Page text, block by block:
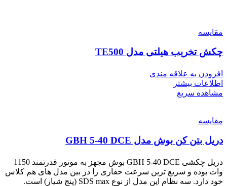
مقایسه
چکش تخریب هیلتی مدل TE500
افزودن به علاقه مندی
اطلاعات بیشتر
مشاهده سریع
مقایسه
دریل بتن کن بوش مدل GBH 5-40 DCE
دریل چکشی GBH 5-40 DCE بوش مجهز به موتور قدرتمند 1150
وات بوده و سریع ترین سرعت حفاری را در بین مدل های هم کلاس
خود دارد. سه نظام این مدل از نوع SDS max (پنج شیار) است.